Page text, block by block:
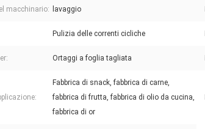
macchinario: lavaggio
Pulizia delle correnti cicliche
Ortaggi a foglia tagliata
Fabbrica di snack, fabbrica di carne,
fabbrica di frutta, fabbrica di olio da cucina,
fabbrica di or